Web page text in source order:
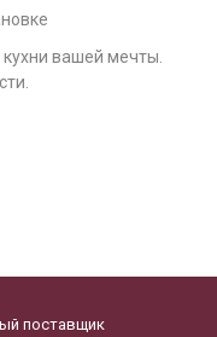
вашей мечты.
поставщик